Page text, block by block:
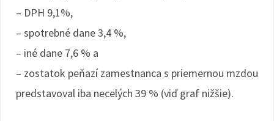
– DPH 9,1%,
– spotrebné dane 3,4 %,
– iné dane 7,6 % a
– zostatok peňazí zamestnanca s priemernou mzdou
predstavoval iba necelých 39 % (viď graf nižšie).